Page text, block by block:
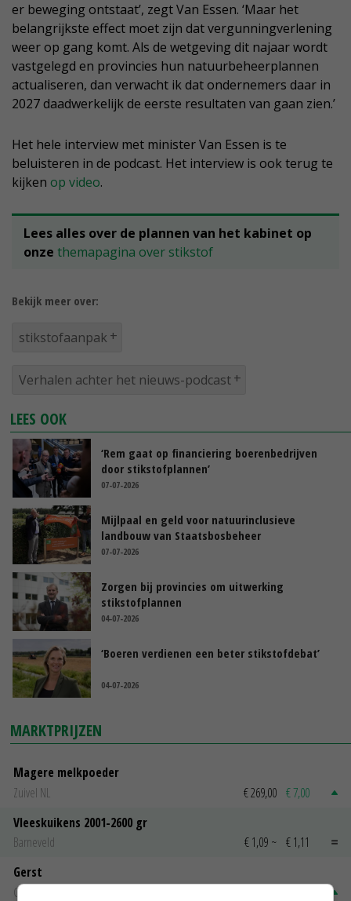
er beweging ontstaat’, zegt Van Essen. ‘Maar het
belangrijkste effect moet zijn dat vergunningverlening
weer op gang komt. Als de wetgeving dit najaar wordt
vastgelegd en provincies hun natuurbeheerplannen
actualiseren, dan verwacht ik dat ondernemers daar in
2027 daadwerkelijk de eerste resultaten van gaan zien.’
Het hele interview met minister Van Essen is te
beluisteren in de podcast. Het interview is ook terug te
kijken op video.
Lees alles over de plannen van het kabinet op
onze themapagina over stikstof
Bekijk meer over:
stikstofaanpak
Verhalen achter het nieuws-podcast
LEES OOK
‘Rem gaat op financiering boerenbedrijven
door stikstofplannen’
07-07-2026
Mijlpaal en geld voor natuurinclusieve
landbouw van Staatsbosbeheer
07-07-2026
Zorgen bij provincies om uitwerking
stikstofplannen
04-07-2026
‘Boeren verdienen een beter stikstofdebat’
04-07-2026
MARKTPRIJZEN
Magere melkpoeder
Zuivel NL
€ 269,00 € 7,00
Vleeskuikens 2001-2600 gr
Barneveld
€ 1,09 ~ € 1,11
Gerst
Groningen